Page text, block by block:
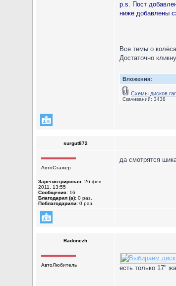
p.s. Пост
ниже добавлены
Все темы о
Достаточно
Вложения:
Схемы дисков.rar
Скачиваний: 3438
surgut872
АвтоСтажер
Зарегистрирован: 26 фев
2011, 13:55
Сообщения: 16
Благодарил (а): 0 раз.
Поблагодарили: 0 раз.
да смотрятся
Radonezh
АвтоЛюбитель есть только 17"